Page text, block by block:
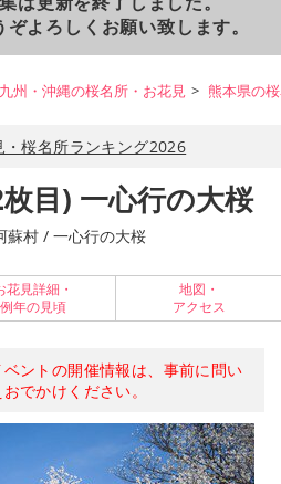
よろしくお願い致します。
九州・沖縄の桜名所・お花見 熊本県の
・桜名所ランキング2026
目) 一心行の大桜
蘇村 / 一心行の大桜
花見詳細・
例年の見頃
地図・
アクセス
ントの開催情報は、事前に問い
でかけください。